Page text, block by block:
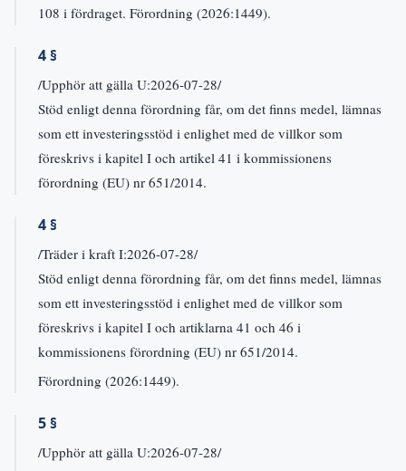
108 i fördraget. Förordning (2026:1449).
4 §
/Upphör att gälla U:2026-07-28/
Stöd enligt denna förordning får, om det finns medel, lämnas
som ett investeringsstöd i enlighet med de villkor som
föreskrivs i kapitel I och artikel 41 i kommissionens
förordning (EU) nr 651/2014.
4 §
/Träder i kraft I:2026-07-28/
Stöd enligt denna förordning får, om det finns medel, lämnas
som ett investeringsstöd i enlighet med de villkor som
föreskrivs i kapitel I och artiklarna 41 och 46 i
kommissionens förordning (EU) nr 651/2014.
Förordning (2026:1449).
5 §
/Upphör att gälla U:2026-07-28/